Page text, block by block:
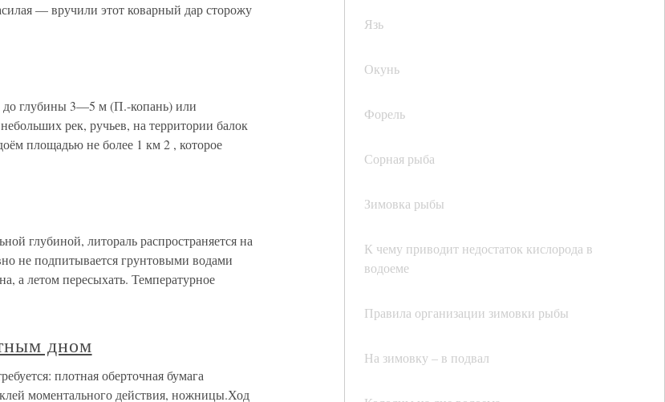
Язь
Окунь
Форель
Сорная рыба
Зимовка рыбы
К чему приводит недостаток кислорода в
водоеме
Правила организации зимовки рыбы
На зимовку – в подвал
— вручили этот коварный дар сторожу
глубины 3—5 м (П.-копань) или
рек, ручьев, на территории балок
площадью не более 1 км 2 , которое
глубиной, литораль распространяется на
не подпитывается грунтовыми водами
а летом пересыхать. Температурное
дном
плотная оберточная бумага
моментального действия, ножницы.Ход